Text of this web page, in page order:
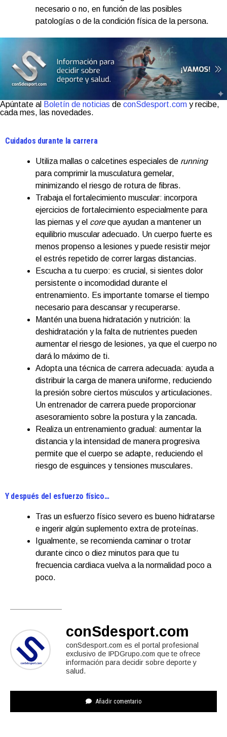
necesario o no, en función de las posibles
patologías o de la condición física de la persona.
Apúntate al Boletín de noticias de conSdesport.com y recibe,
cada mes, las novedades.
Cuidados durante la carrera
Utiliza mallas o calcetines especiales de running
para comprimir la musculatura gemelar,
minimizando el riesgo de rotura de fibras.
Trabaja el fortalecimiento muscular: incorpora
ejercicios de fortalecimiento especialmente para
las piernas y el coreque ayudan a mantener un
equilibrio muscular adecuado. Un cuerpo fuerte es
menos propenso a lesiones y puede resistir mejor
el estrés repetido de correr largas distancias.
Escucha a tu cuerpo: es crucial, si sientes dolor
persistente o incomodidad durante el
entrenamiento. Es importante tomarse el tiempo
necesario para descansar y recuperarse.
Mantén una buena hidratación y nutrición: la
deshidratación y la falta de nutrientes pueden
aumentar el riesgo de lesiones, ya que el cuerpo no
dará lo máximo de ti.
Adopta una técnica de carrera adecuada: ayuda a
distribuir la carga de manera uniforme, reduciendo
la presión sobre ciertos músculos y articulaciones.
Un entrenador de carrera puede proporcionar
asesoramiento sobre la postura y la zancada.
Realiza un entrenamiento gradual: aumentar la
distancia y la intensidad de manera progresiva
permite que el cuerpo se adapte, reduciendo el
riesgo de esguinces y tensiones musculares.
Y después del esfuerzo físico…
Tras un esfuerzo físico severo es bueno hidratarse
e ingerir algún suplemento extra de proteínas.
Igualmente, se recomienda caminar o trotar
durante cinco o diez minutos para que tu
frecuencia cardiaca vuelva a la normalidad poco a
poco.
conSdesport.com
conSdesport.com es el portal profesional
exclusivo de IPDGrupo.com que te ofrece
información para decidir sobre deporte y
salud.
Añadir comentario